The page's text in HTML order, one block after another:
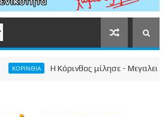
Η Κόρινθος μίλησε - Μεγαλειώδης